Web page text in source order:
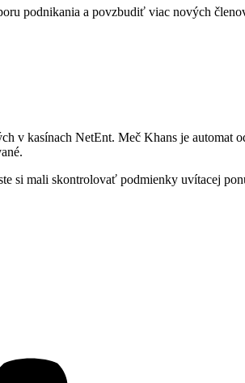
podnikania a povzbudiť viac nových
v kasínach NetEnt. Meč Khans je automat
si mali skontrolovať podmienky uvítacej